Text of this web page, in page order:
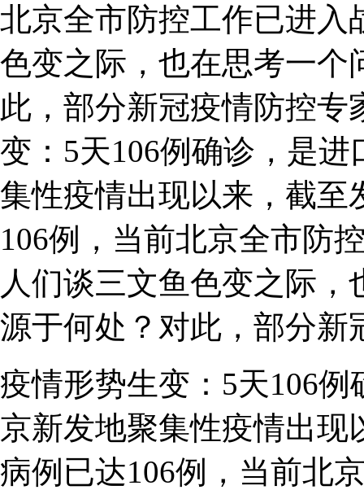
北京全市防控工作已进入
色变之际，也在思考一
此，部分新冠疫情防控
变：5天106例确诊，是
集性疫情出现以来，截至
106例，当前北京全市防
人们谈三文鱼色变之际
源于何处？对此，部分新
疫情形势生变：5天106
京新发地聚集性疫情出现
病例已达106例，当前北